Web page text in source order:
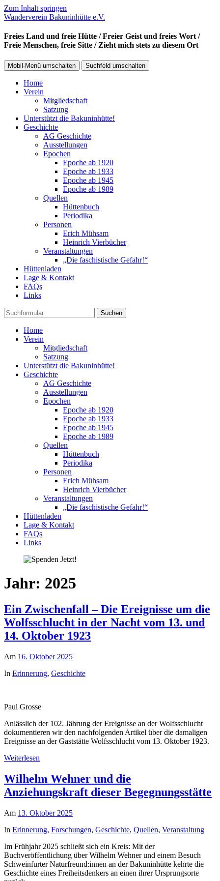
Zum Inhalt springen
Wanderverein Bakuninhütte e.V.
Freies Land und freie Hütte / Freier Geist und freies Wort /
Freie Menschen, freie Sitte / Zieht mich stets zu diesem Ort
Mobil-Menü umschalten Suchfeld umschalten
Home
Verein
Mitgliedschaft
Satzung
Unterstützt die Bakuninhütte!
Geschichte
AG Geschichte
Ausstellungen
Epochen
Epoche ab 1920
Epoche ab 1933
Epoche ab 1945
Epoche ab 1989
Quellen
Hüttenbuch
Periodika
Personen
Erich Mühsam
Heinrich Vierbücher
Veranstaltungen
„Die faschistische Gefahr!“
Hüttenladen
Lage & Kontakt
FAQs
Links
Suchen
Home
Verein
Mitgliedschaft
Satzung
Unterstützt die Bakuninhütte!
Geschichte
AG Geschichte
Ausstellungen
Epochen
Epoche ab 1920
Epoche ab 1933
Epoche ab 1945
Epoche ab 1989
Quellen
Hüttenbuch
Periodika
Personen
Erich Mühsam
Heinrich Vierbücher
Veranstaltungen
„Die faschistische Gefahr!“
Hüttenladen
Lage & Kontakt
FAQs
Links
Jahr: 2025
Ein Zwischenfall – Die Ereignisse um die
Wolfsschlucht in der Nacht vom 13. und
14. Oktober 1923
Am 16. Oktober 2025
In Erinnerung, Geschichte
Paul Grosse
Anlässlich der 102. Jährung der Ereignisse an der Wolfsschlucht
dokumentieren wir den nachfolgenden Artikel über die damaligen
Ereignisse an der Gaststätte Wolfsschlucht vom 13. Oktober 1923.
Weiterlesen
Wilhelm Wehner und die
Anziehungskraft dieser Begegnungsstätte
Am 13. Oktober 2025
In Erinnerung, Forschungen, Geschichte, Quellen, Veranstaltung
Im Frühjahr 2025 schließt sich ein Kreis: Mit der
Buchveröffentlichung über Wilhelm Wehner und einem Besuch
Schweinfurter Naturfreund:innen an der Bakuninhütte kehrte die
Geschichte eines Freiheitsdenkers an einen ihrer Ursprungsorte